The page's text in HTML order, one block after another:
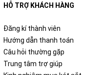
HỖ TRỢ KHÁCH HÀNG
Đăng kí thành viên
Hướng dẫn thanh toán
Câu hỏi thường gặp
Trung tâm trợ giúp